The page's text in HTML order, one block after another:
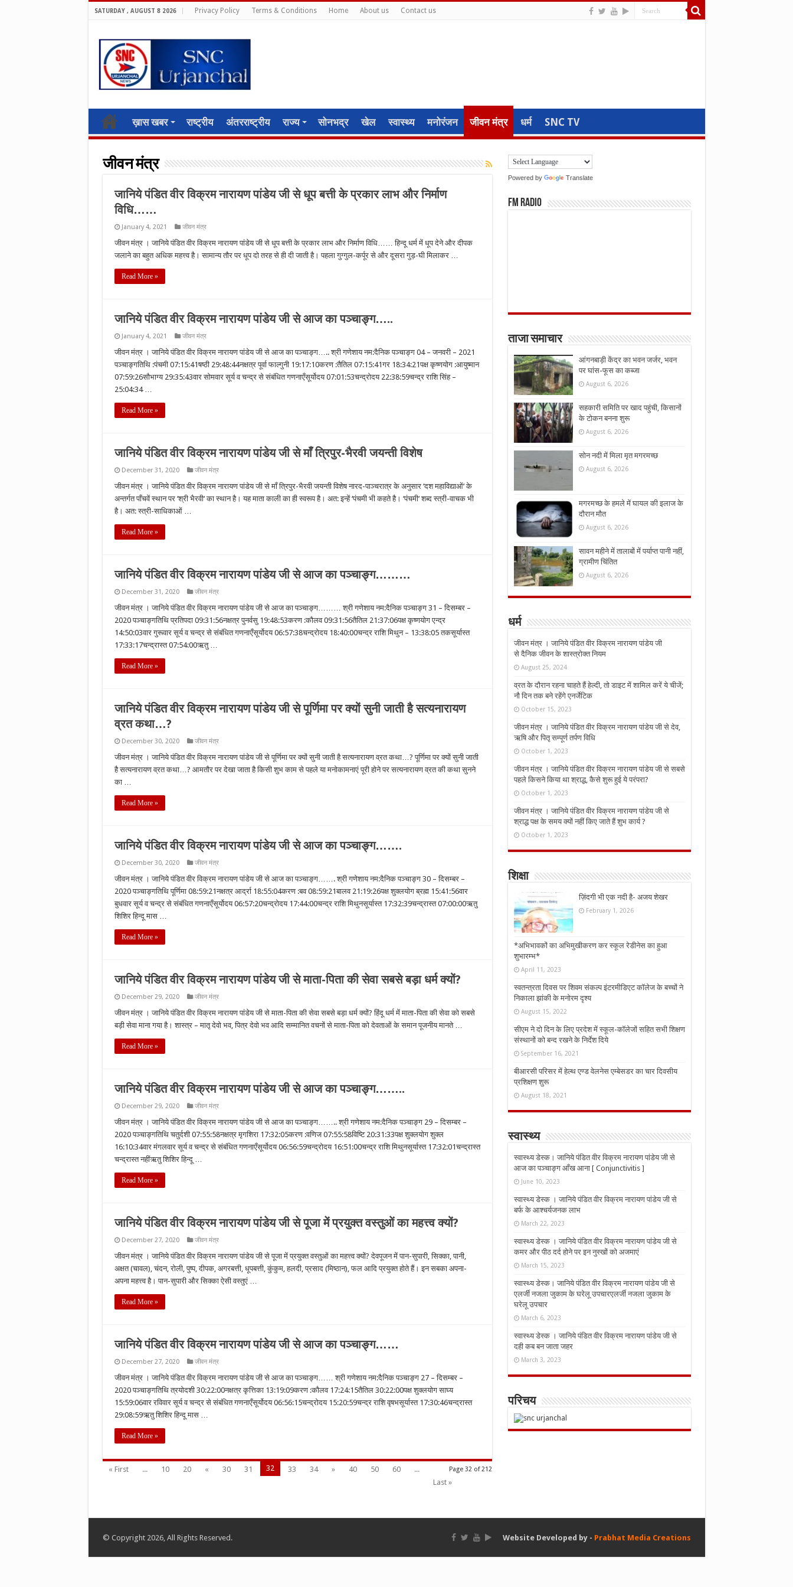
SATURDAY , AUGUST 8 2026 Privacy Policy Terms & Conditions Home About us Contact us
ख़ास खबर राष्ट्रीय अंतरराष्ट्रीय राज्य सोनभद्र खेल स्वास्थ्य मनोरंजन जीवन मंत्र धर्म SNC TV
जीवन मंत्र
जानिये पंडित वीर विक्रम नारायण पांडेय जी से धूप बत्ती के प्रकार लाभ और निर्माण
विधि……
January 4, 2021 जीवन मंत्र
जीवन मंत्र । जानिये पंडित वीर विक्रम नारायण पांडेय जी से धूप बत्ती के प्रकार लाभ और निर्माण विधि…… हिन्दू धर्म में धूप देने और दीपक
जलाने का बहुत अधिक महत्त्व है। सामान्य तौर पर धूप दो तरह से ही दी जाती है। पहला गुग्गुल-कर्पूर से और दूसरा गुड़-घी मिलाकर …
Read More »
जानिये पंडित वीर विक्रम नारायण पांडेय जी से आज का पञ्चाङ्ग…..
January 4, 2021 जीवन मंत्र
जीवन मंत्र । जानिये पंडित वीर विक्रम नारायण पांडेय जी से आज का पञ्चाङ्ग….. श्री गणेशाय नम:दैनिक पञ्चाङ्ग 04 – जनवरी – 2021
पञ्चाङ्गतिथि :पंचमी 07:15:41षष्ठी 29:48:44नक्षत्र पूर्वा फाल्गुनी 19:17:10करण :तैतिल 07:15:41गर 18:34:21पक्ष कृष्णयोग :आयुष्मान
07:59:26सौभाग्य 29:35:43वार सोमवार सूर्य व चन्द्र से संबंधित गणनाएँसूर्योदय 07:01:53चन्द्रोदय 22:38:59चन्द्र राशि सिंह –
25:04:34 …
Read More »
जानिये पंडित वीर विक्रम नारायण पांडेय जी से माँ त्रिपुर-भैरवी जयन्ती विशेष
December 31, 2020 जीवन मंत्र
जीवन मंत्र । जानिये पंडित वीर विक्रम नारायण पांडेय जी से माँ त्रिपुर-भैरवी जयन्ती विशेष नारद-पाञ्चरात्र के अनुसार ‘दश महाविद्याओं‘ के
अन्तर्गत पाँचवें स्थान पर ‘श्री भैरवी‘ का स्थान है। यह माता काली का ही स्वरूप है। अत: इन्हें ‘पंचमी भी कहते है। ‘पंचमी‘ शब्द स्त्री-वाचक भी
है। अत: स्त्री-साधिकाओं …
Read More »
जानिये पंडित वीर विक्रम नारायण पांडेय जी से आज का पञ्चाङ्ग………
December 31, 2020 जीवन मंत्र
जीवन मंत्र । जानिये पंडित वीर विक्रम नारायण पांडेय जी से आज का पञ्चाङ्ग……… श्री गणेशाय नम:दैनिक पञ्चाङ्ग 31 – दिसम्बर –
2020 पञ्चाङ्गतिथि प्रतिपदा 09:31:56नक्षत्र पुनर्वसु 19:48:53करण :कौलव 09:31:56तैतिल 21:37:06पक्ष कृष्णयोग एन्द्र
14:50:03वार गुरूवार सूर्य व चन्द्र से संबंधित गणनाएँसूर्योदय 06:57:38चन्द्रोदय 18:40:00चन्द्र राशि मिथुन – 13:38:05 तकसूर्यास्त
17:33:17चन्द्रास्त 07:54:00ऋतु …
Read More »
जानिये पंडित वीर विक्रम नारायण पांडेय जी से पूर्णिमा पर क्यों सुनी जाती है सत्‍यनारायण
व्रत कथा…?
December 30, 2020 जीवन मंत्र
जीवन मंत्र । जानिये पंडित वीर विक्रम नारायण पांडेय जी से पूर्णिमा पर क्यों सुनी जाती है सत्‍यनारायण व्रत कथा…? पूर्णिमा पर क्यों सुनी जाती
है सत्‍यनारायण व्रत कथा…? आमतौर पर देखा जाता है किसी शुभ काम से पहले या मनोकामनाएं पूरी होने पर सत्यनारायण व्रत की कथा सुनने
का …
Read More »
जानिये पंडित वीर विक्रम नारायण पांडेय जी से आज का पञ्चाङ्ग…….
December 30, 2020 जीवन मंत्र
जीवन मंत्र । जानिये पंडित वीर विक्रम नारायण पांडेय जी से आज का पञ्चाङ्ग……. श्री गणेशाय नम:दैनिक पञ्चाङ्ग 30 – दिसम्बर –
2020 पञ्चाङ्गतिथि पूर्णिमा 08:59:21नक्षत्र आर्द्रा 18:55:04करण :बव 08:59:21बालव 21:19:26पक्ष शुक्लयोग ब्रह्म 15:41:56वार
बुधवार सूर्य व चन्द्र से संबंधित गणनाएँसूर्योदय 06:57:20चन्द्रोदय 17:44:00चन्द्र राशि मिथुनसूर्यास्त 17:32:39चन्द्रास्त 07:00:00ऋतु
शिशिर हिन्दू मास …
Read More »
जानिये पंडित वीर विक्रम नारायण पांडेय जी से माता-पिता की सेवा सबसे बड़ा धर्म क्यों?
December 29, 2020 जीवन मंत्र
जीवन मंत्र । जानिये पंडित वीर विक्रम नारायण पांडेय जी से माता-पिता की सेवा सबसे बड़ा धर्म क्यों? हिंदू धर्म में माता-पिता की सेवा को सबसे
बड़ी सेवा माना गया है। शास्त्र – मातृ देवो भव, पित्र देवो भव आदि सम्मानित वचनों से माता-पिता को देवताओं के समान पूजनीय मानते …
Read More »
जानिये पंडित वीर विक्रम नारायण पांडेय जी से आज का पञ्चाङ्ग……..
December 29, 2020 जीवन मंत्र
जीवन मंत्र । जानिये पंडित वीर विक्रम नारायण पांडेय जी से आज का पञ्चाङ्ग…….. श्री गणेशाय नम:दैनिक पञ्चाङ्ग 29 – दिसम्बर –
2020 पञ्चाङ्गतिथि चतुर्दशी 07:55:58नक्षत्र मृगशिरा 17:32:05करण :वणिज 07:55:58विष्टि 20:31:33पक्ष शुक्लयोग शुक्ल
16:10:34वार मंगलवार सूर्य व चन्द्र से संबंधित गणनाएँसूर्योदय 06:56:59चन्द्रोदय 16:51:00चन्द्र राशि मिथुनसूर्यास्त 17:32:01चन्द्रास्त
चन्द्रास्त नहींऋतु शिशिर हिन्दू …
Read More »
जानिये पंडित वीर विक्रम नारायण पांडेय जी से पूजा में प्रयुक्त वस्तुओं का महत्त्व क्यों?
December 27, 2020 जीवन मंत्र
जीवन मंत्र । जानिये पंडित वीर विक्रम नारायण पांडेय जी से पूजा में प्रयुक्त वस्तुओं का महत्त्व क्यों? देवपूजन में पान-सुपारी, सिक्का, पानी,
अक्षत (चावल), चंदन, रोली, पुष्प, दीपक, अगरबत्ती, धूपबत्ती, कुंकुम, हलदी, प्रसाद (मिष्ठान), फल आदि प्रयुक्त होते हैं। इन सबका अपना-
अपना महत्त्व है। पान-सुपारी और सिक्का ऐसी वस्तुएं …
Read More »
जानिये पंडित वीर विक्रम नारायण पांडेय जी से आज का पञ्चाङ्ग……
December 27, 2020 जीवन मंत्र
जीवन मंत्र । जानिये पंडित वीर विक्रम नारायण पांडेय जी से आज का पञ्चाङ्ग…… श्री गणेशाय नम:दैनिक पञ्चाङ्ग 27 – दिसम्बर –
2020 पञ्चाङ्गतिथि त्रयोदशी 30:22:00नक्षत्र कृत्तिका 13:19:09करण :कौलव 17:24:15तैतिल 30:22:00पक्ष शुक्लयोग साघ्य
15:59:06वार रविवार सूर्य व चन्द्र से संबंधित गणनाएँसूर्योदय 06:56:15चन्द्रोदय 15:20:59चन्द्र राशि वृषभसूर्यास्त 17:30:46चन्द्रास्त
29:08:59ऋतु शिशिर हिन्दू मास …
Read More »
Page 32 of 212
« First ... 10 20 « 30 31 32 33 34 » 40 50 60
...
Last »
Powered by Translate
FM Radio
ताजा समाचार
आंगनबाड़ी केंद्र का भवन जर्जर, भवन
पर घांस-फूस का कब्जा
August 6, 2026
सहकारी समिति पर खाद पहुंची, किसानों
के टोकन बनना शुरू
August 6, 2026
सोन नदी में मिला मृत मगरमच्छ
August 6, 2026
मगरमच्छ के हमले में घायल की इलाज के
दौरान मौत
August 6, 2026
सावन महीने में तालाबों में पर्याप्त पानी नहीं,
ग्रामीण चिंतित
August 6, 2026
धर्म
जीवन मंत्र । जानिये पंडित वीर विक्रम नारायण पांडेय जी
से दैनिक जीवन के शास्त्रोक्त नियम
August 25, 2024
व्रत के दौरान रहना चाहते हैं हेल्दी, तो डाइट में शामिल करें ये चीजें;
नौ दिन तक बने रहेंगे एनर्जेटिक
October 15, 2023
जीवन मंत्र । जानिये पंडित वीर विक्रम नारायण पांडेय जी से देव,
ऋषि और पितृ सम्पूर्ण तर्पण विधि
October 1, 2023
जीवन मंत्र । जानिये पंडित वीर विक्रम नारायण पांडेय जी से सबसे
पहले किसने किया था श्राद्ध, कैसे शुरू हुई ये परंपरा?
October 1, 2023
जीवन मंत्र । जानिये पंडित वीर विक्रम नारायण पांडेय जी से
श्राद्ध पक्ष के समय क्यों नहीं किए जाते हैं शुभ कार्य ?
October 1, 2023
शिक्षा
ज़िंदगी भी एक नदी है- अजय शेखर
February 1, 2026
*अभिभावकों का अभिमुखीकरण कर स्कूल रेडीनेस का हुआ
शुभारम्भ*
April 11, 2023
स्वतन्त्रता दिवस पर शिवम संकल्प इंटरमीडिएट कॉलेज के बच्चों ने
निकाला झांकी के मनोरम दृश्य
August 15, 2022
सीएम ने दो दिन के लिए प्रदेश में स्कूल-कॉलेजों सहित सभी शिक्षण
संस्थानों को बन्द रखने के निर्देश दिये
September 16, 2021
बीआरसी परिसर में हेल्थ एण्ड वेलनेस एम्बेसडर का चार दिवसीय
प्रशिक्षण शुरू
August 18, 2021
स्वास्थ्य
स्वास्थ्य डेस्क। जानिये पंडित वीर विक्रम नारायण पांडेय जी से
आज का पञ्चाङ्ग आँख आना [ Conjunctivitis ]
June 10, 2023
स्वास्थ्य डेस्क । जानिये पंडित वीर विक्रम नारायण पांडेय जी से
बर्फ के आश्चर्यजनक लाभ
March 22, 2023
स्वास्थ्य डेस्क । जानिये पंडित वीर विक्रम नारायण पांडेय जी से
कमर और पीठ दर्द होने पर इन नुस्‍खों को अजमाएं
March 15, 2023
स्वास्थ्य डेस्क। जानिये पंडित वीर विक्रम नारायण पांडेय जी से
एलर्जी नजला जुकाम के घरेलू उपचारएलर्जी नजला जुकाम के
घरेलू उपचार
March 6, 2023
स्वास्थ्य डेस्क । जानिये पंडित वीर विक्रम नारायण पांडेय जी से
दही कब बन जाता जहर
March 3, 2023
परिचय
Website Developed by - Prabhat Media Creations
© Copyright 2026, All Rights Reserved.